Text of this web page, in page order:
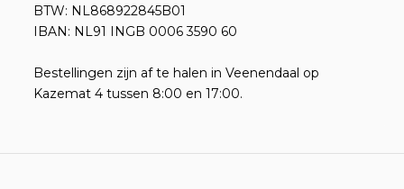
BTW: NL868922845B01
IBAN: NL91 INGB 0006 3590 60
Bestellingen zijn af te halen in Veenendaal op
Kazemat 4 tussen 8:00 en 17:00.